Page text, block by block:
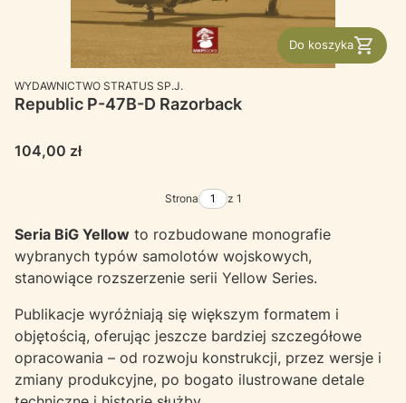
Do koszyka
PRODUCENT
WYDAWNICTWO STRATUS SP.J.
Republic P-47B-D Razorback
Cena
104,00 zł
Strona z 1
Seria BiG Yellow to rozbudowane monografie
wybranych typów samolotów wojskowych,
stanowiące rozszerzenie serii Yellow Series.
Publikacje wyróżniają się większym formatem i
objętością, oferując jeszcze bardziej szczegółowe
opracowania – od rozwoju konstrukcji, przez wersje i
zmiany produkcyjne, po bogato ilustrowane detale